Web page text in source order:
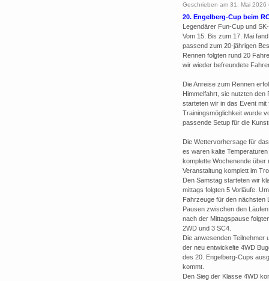
Geschrieben am 31. Mai 2026
20. Engelberg-Cup beim
Legendärer Fun-Cup und
Vom 15. Bis zum 17. Mai
passend zum 20-jährigen
Rennen folgten rund 20
wir wieder befreundete
Die Anreise zum Rennen
Himmelfahrt, sie nutzten
starteten wir in das Event mit
Trainingsmöglichkeit wurde
passende Setup für die
Die Wettervorhersage für
es waren kalte
komplette Wochenende über
Veranstaltung komplett im
Den Samstag starteten wir
mittags folgten 5 Vorläufe.
Fahrzeuge für den nächsten
Pausen zwischen den
nach der Mittagspause
2WD und 3 SC4.
Die anwesenden
der neu entwickelte 4WD
des 20. Engelberg-Cups
kommt.
Den Sieg der Klasse 4WD